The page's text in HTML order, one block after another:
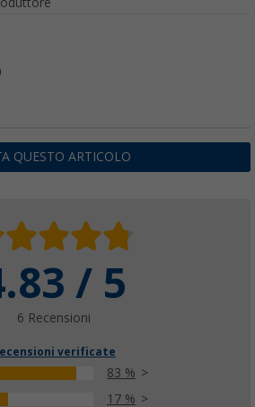
QUESTO ARTICOLO
/ 5
6 Recensioni
verificate
83 %
17 %